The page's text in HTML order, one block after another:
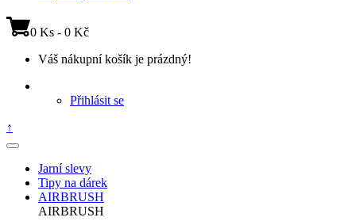
0 Ks - 0 Kč
Váš nákupní košík je prázdný!
Přihlásit se
↑
Jarní slevy
Tipy na dárek
AIRBRUSH
AIRBRUSH